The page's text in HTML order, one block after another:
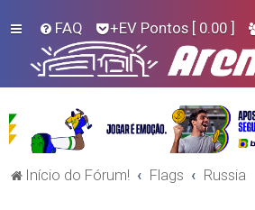
FAQ +EV Pontos [ 0.00 ]
Início do Fórum! Flags Russia